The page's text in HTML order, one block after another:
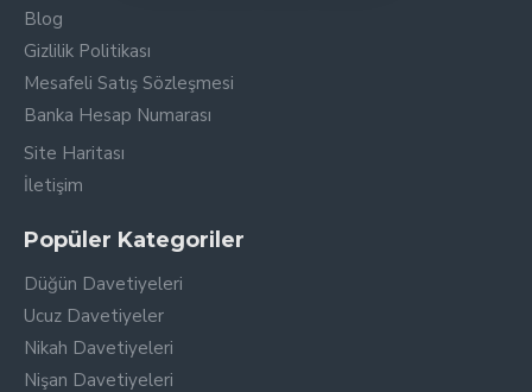
Blog
Gizlilik Politikası
Mesafeli Satış Sözleşmesi
Banka Hesap Numarası
Site Haritası
İletişim
Popüler Kategoriler
Düğün Davetiyeleri
Ucuz Davetiyeler
Nikah Davetiyeleri
Nişan Davetiyeleri